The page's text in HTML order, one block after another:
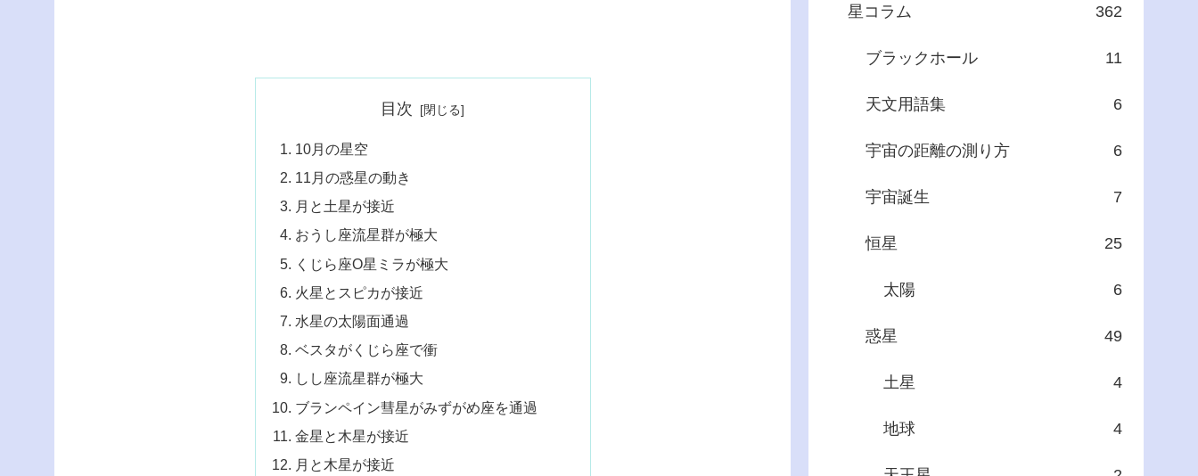
目次
10月の星空
11月の惑星の動き
月と土星が接近
おうし座流星群が極大
くじら座Ο星ミラが極大
火星とスピカが接近
水星の太陽面通過
ベスタがくじら座で衝
しし座流星群が極大
ブランペイン彗星がみずがめ座を通過
金星と木星が接近
月と木星が接近
星コラム 362
ブラックホール 11
天文用語集 6
宇宙の距離の測り方 6
宇宙誕生 7
恒星 25
太陽 6
惑星 49
土星 4
地球 4